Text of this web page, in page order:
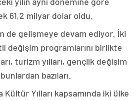
61,2 milyar dolar oldu.
de gelişmeye devam ediyor. İki
değişim programlarını birlikte
turizm yılları, gençlik değişim
bazıları.
Yılları kapsamında iki ülke